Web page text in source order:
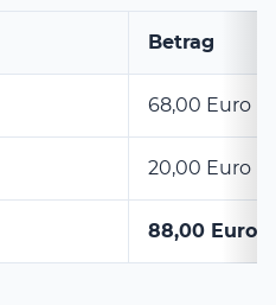
Betrag
68,00 Euro
20,00 Euro
88,00 Euro